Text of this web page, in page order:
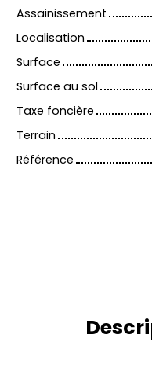
Assainissement
Localisation
Surface
Surface au sol
Taxe foncière
Terrain
Référence